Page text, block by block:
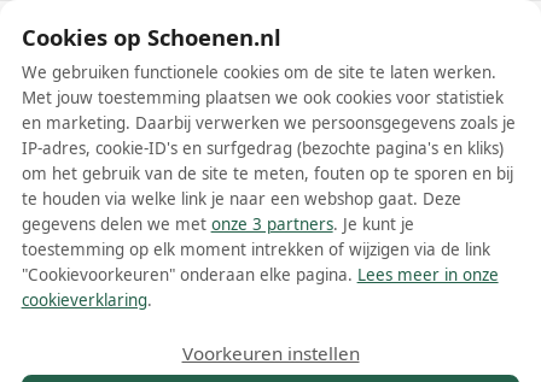
Schoenen.nl
Wis filters Alle filters
Melissa dames laarzen
Meer lezen
Cookies op Schoenen.nl
We gebruiken functionele cookies om de site te laten werken.
Met jouw toestemming plaatsen we ook cookies voor statistiek
en marketing. Daarbij verwerken we persoonsgegevens zoals je
IP-adres, cookie-ID's en surfgedrag (bezochte pagina's en kliks)
om het gebruik van de site te meten, fouten op te sporen en bij
te houden via welke link je naar een webshop gaat. Deze
gegevens delen we met onze 3 partners. Je kunt je
toestemming op elk moment intrekken of wijzigen via de link
"Cookievoorkeuren" onderaan elke pagina. Lees meer in onze
cookieverklaring.
Voorkeuren instellen